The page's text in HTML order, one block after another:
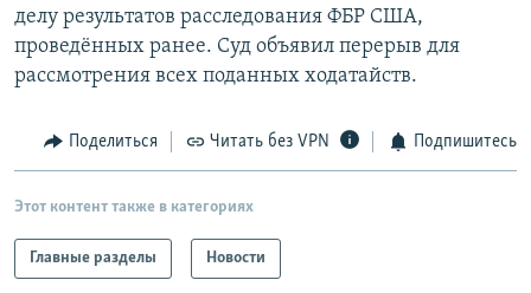
делу результатов расследования ФБР США,
проведённых ранее. Суд объявил перерыв для
рассмотрения всех поданных ходатайств.
Поделиться Читать без VPN Подпишитесь
Этот контент также в категориях
Главные разделы Новости